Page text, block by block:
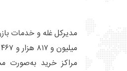
مراکز خرید به‌صورت